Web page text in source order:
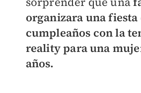
organizara una fiesta
cumpleaños con la
reality para una
años.